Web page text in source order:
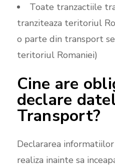
Toate tranzactiile
tranziteaza teritoriul
o parte din transport
teritoriul Romaniei)
Cine are
declare
Transport?
Declararea
realiza inainte sa